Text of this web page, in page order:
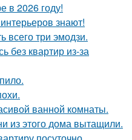
в 2026 году!
знают!
всего три эмодзи.
без квартир из-за
ванной комнаты.
из этого дома вытащили.